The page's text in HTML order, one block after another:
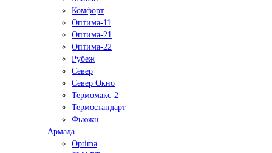
Комфорт
Оптима-11
Оптима-21
Оптима-22
Рубеж
Север
Север Окно
Термомакс-2
Термостандарт
Фьюжн
Армада
Optima